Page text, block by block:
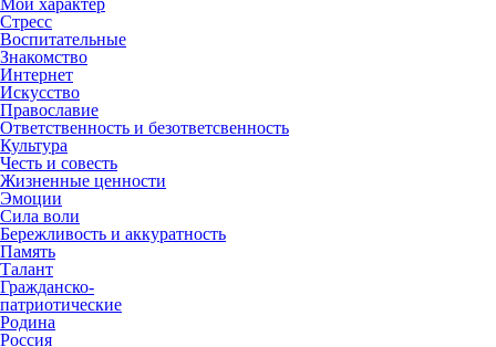
Мой характер
Стресс
Воспитательные
Знакомство
Интернет
Искусство
Православие
Ответственность и безответсвенность
Культура
Честь и совесть
Жизненные ценности
Эмоции
Сила воли
Бережливость и аккуратность
Память
Талант
Гражданско-
патриотические
Родина
Россия